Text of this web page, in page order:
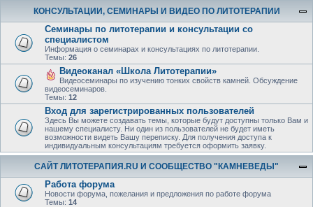
КОНСУЛЬТАЦИИ, СЕМИНАРЫ И ВИДЕО ПО ЛИТОТЕРАПИИ
Семинары по литотерапии и консультации со
специалистом
Информация о семинарах и консультациях по литотерапии.
Темы: 26
Видеоканал «Школа Литотерапии»
Видеосеминары по изучению тонких свойств камней. Обсуждение
видеосеминаров.
Темы: 12
Вход для зарегистрированных пользователей
Здесь Вы можете создавать темы, которые будут доступны только Вам и
нашему специалисту. Ни один из пользователей не будет иметь
возможности видеть Вашу переписку. Для получения доступа к
индивидуальным консультациям требуется оформить заявку.
САЙТ ЛИТОТЕРАПИЯ.RU И СООБЩЕСТВО "КАМНЕВЕДЫ"
Работа форума
Новости форума, пожелания и предложения по работе форума
Темы: 14